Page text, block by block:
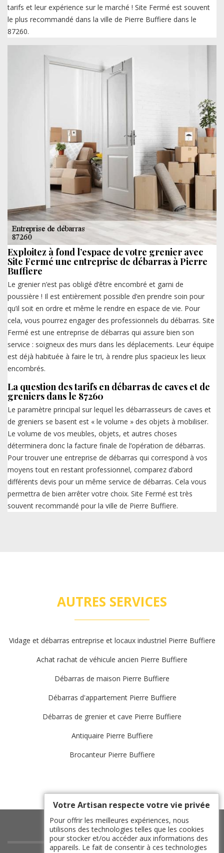
tarifs et leur expérience sur le marché ! Site Fermé est souvent
le plus recommandé dans la ville de Pierre Buffiere dans le
87260.
Exploitez à fond l’espace de votre grenier avec
Site Fermé une entreprise de débarras à Pierre
Buffiere
Le grenier n’est pas obligé d’être encombré et garni de
poussière ! Il est entièrement possible d’en prendre soin pour
qu’il soit en ordre et même le rendre en espace de vie. Pour
cela, vous pourrez engager des professionnels du débarras. Site
Fermé est une entreprise de débarras qui assure bien son
service : soigneux des murs dans les déplacements. Leur équipe
est déjà habituée à faire le tri, à rendre plus spacieux les lieux
encombrés.
La question des tarifs en débarras de caves et de
greniers dans le 87260
Le paramètre principal sur lequel les débarrasseurs de caves et
de greniers se basent est « le volume » des objets à mobiliser.
Le volume de vos meubles, objets, et autres choses
déterminera donc la facture finale de l’opération de débarras.
Pour trouver une entreprise de débarras qui correspond à vos
moyens tout en restant professionnel, comparez d’abord
différents devis pour un même service de débarras. Cela vous
permettra de bien arrêter votre choix. Site Fermé est très
souvent recommandé pour la ville de Pierre Buffiere.
AUTRES SERVICES
Vidage et débarras entreprise et locaux industriel Pierre Buffiere
Achat rachat de véhicule ancien Pierre Buffiere
Débarras de maison Pierre Buffiere
Débarras d'appartement Pierre Buffiere
Débarras de grenier et cave Pierre Buffiere
Antiquaire Pierre Buffiere
Brocanteur Pierre Buffiere
Votre Artisan respecte votre vie privée
Pour offrir les meilleures expériences, nous
utilisons des technologies telles que les cookies
pour stocker et/ou accéder aux informations des
appareils. Le fait de consentir à ces technologies